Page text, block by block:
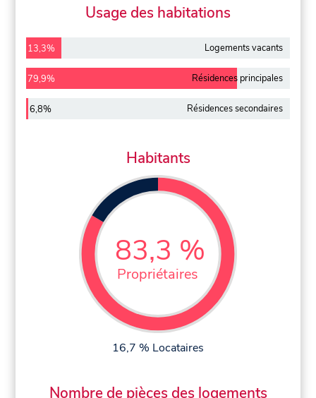
Usage des habitations
13,3% Logements vacants
79,9% Résidences principales
6,8% Résidences secondaires
Habitants
83,3 %
Propriétaires
16,7 % Locataires
Nombre de pièces des logements